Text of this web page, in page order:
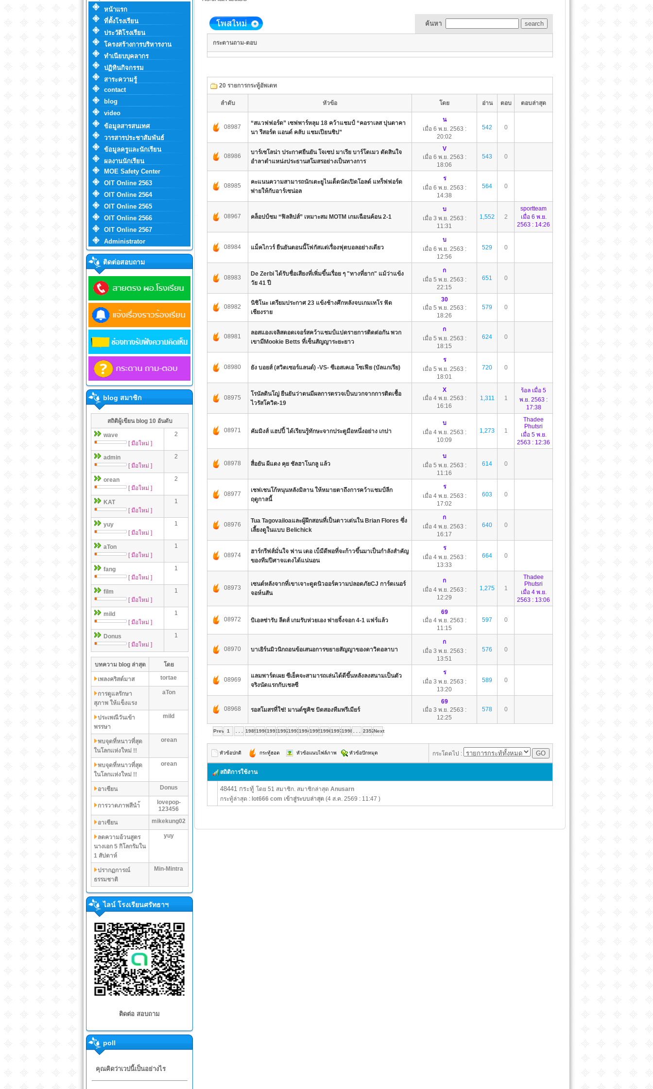
หน้าแรก
ที่ตั้งโรงเรียน
ประวัติโรงเรียน
โครงสร้างการบริหารงาน
ทำเนียบบุคลากร
ปฏิทินกิจกรรม
สาระความรู้
contact
blog
video
ข้อมูลสารสนเทศ
วารสารประชาสัมพันธ์
ข้อมูลครูและนักเรียน
ผลงานนักเรียน
MOE Safety Center
OIT Online 2563
OIT Online 2564
OIT Online 2565
OIT Online 2566
OIT Online 2567
Administrator
ติดต่อสอบถาม
blog สมาชิก
สถิติผู้เขียน blog 10 อันดับ
wave
[ มือใหม่ ]
2
admin
[ มือใหม่ ]
2
orean
[ มือใหม่ ]
2
KAT
[ มือใหม่ ]
1
yuy
[ มือใหม่ ]
1
aTon
[ มือใหม่ ]
1
fang
[ มือใหม่ ]
1
film
[ มือใหม่ ]
1
mild
[ มือใหม่ ]
1
Donus
[ มือใหม่ ]
1
บทความ blog ล่าสุด โดย
เพลงคริสต์มาส tortae
การดูแลรักษา
สุภาพ ให้แข็งแรง
aTon
ประเพณีวันเข้า
พรรษา
mild
พบจุดที่หนาวที่สุด
ในโลกเเห่งใหม่ !!
orean
พบจุดที่หนาวที่สุด
ในโลกเเห่งใหม่ !!
orean
อาเซียน Donus
การวาดภาพสีนำ้
lovepop-
123456
อาเซียน
mikekung02
ลดความอ้วนสูตร
นางเอก 5 กิโลกรัมใน
1 สัปดาห์
yuy
ปรากฏการณ์
ธรรมชาติ
Min-Mintra
ไลน์ โรงเรียนศรัทธาฯ
ติดต่อ สอบถาม
poll
คุณคิดว่าเวปนี้เป็นอย่างไร
ค้นหา
กระดานถาม-ตอบ
20 รายการกระทู้อัพเดท
ลำดับ หัวข้อ โดย อ่าน ตอบ ตอบล่าสุด
08987
“สแวฟฟอร์ด” เซฟพาร์หลุม 18 คว้าแชมป์ “คอราเลส ปุนตาคา
นา รีสอร์ต แอนด์ คลับ แชมเปียนชิป”
น
เมื่อ 6 พ.ย. 2563 :
20:02
542 0
08986
บาร์เซโลน่า ประกาศยืนยัน โจเซป มาเรีย บาร์โตเมว ตัดสินใจ
อำลาตำแหน่งประธานสโมสรอย่างเป็นทางการ
V
เมื่อ 6 พ.ย. 2563 :
18:06
543 0
08985
คะแนนความสามารถนักเตะยูไนเต็ดนัดเปิดโอลด์ แทร็ฟฟอร์ด
พ่ายให้กับอาร์เซน่อล
ร
เมื่อ 6 พ.ย. 2563 :
14:38
564 0
08967 คล็อปป์ชม “ฟิลลิปส์” เหมาะสม MOTM เกมเฉือนค้อน 2-1
บ
เมื่อ 3 พ.ย. 2563 :
11:31
1,552 2
sportteam
เมื่อ 6 พ.ย.
2563 : 14:26
08984 แม็คไกวร์ ยืนยันตอนนี้โฟกัสแต่เรื่องฟุตบอลอย่างเดียว
บ
เมื่อ 6 พ.ย. 2563 :
12:56
529 0
08983
De Zerbi ได้รับชื่อเสียงที่เพิ่มขึ้นเรื่อย ๆ "ทางที่ยาก" แม้ว่าแข้ง
วัย 41 ปี
ก
เมื่อ 5 พ.ย. 2563 :
22:15
651 0
08982
นิชิโนะ เตรียมประกาศ 23 แข้งช้างศึกหลังจบเกมเทโร ฟัด
เชียงราย
30
เมื่อ 5 พ.ย. 2563 :
18:26
579 0
08981
ลอสแองเจลิสดอดเจอร์สคว้าแชมป์แปดรายการติดต่อกัน พวก
เขามีMookie Betts ที่เซ็นสัญญาระยะยาว
ก
เมื่อ 5 พ.ย. 2563 :
18:15
624 0
08980 ยัง บอยส์ (สวิตเซอร์แลนด์) -VS- ซีเอสเคเอ โซเฟีย (บัลแกเรีย)
ร
เมื่อ 5 พ.ย. 2563 :
18:01
720 0
08975
โรนัลดินโญ่ ยืนยันว่าตนมีผลการตรวจเป็นบวกจากการติดเชื้อ
ไวรัสโควิด-19
X
เมื่อ 4 พ.ย. 2563 :
16:16
1,311 1
ร้อล เมื่อ 5
พ.ย. 2563 :
17:38
08971 คัมมิงส์ แฮปปี้ ได้เรียนรู้ทักษะจากประตูมือหนึ่งอย่าง เกปา
บ
เมื่อ 4 พ.ย. 2563 :
10:09
1,273 1
Thadee
Phutsri
เมื่อ 5 พ.ย.
2563 : 12:36
08978 สื่อยัน ผีแดง คุย ชัลฮาโนกลู แล้ว
บ
เมื่อ 5 พ.ย. 2563 :
11:16
614 0
08977
เชฟเชนโก้หนุนหลังมิลาน ให้หมายตาถึงการคว้าแชมป์ลีก
ฤดูกาลนี้
ร
เมื่อ 4 พ.ย. 2563 :
17:02
603 0
08976
Tua Tagovailoaและผู้ฝึกสอนที่เป็นดาวเด่นใน Brian Flores ซึ่ง
เลี้ยงดูในแบบ Belichick
ก
เมื่อ 4 พ.ย. 2563 :
16:17
640 0
08974
ฮาร์กรีฟส์มั่นใจ ฟาน เดอ เบ็มีดีพอที่จะก้าวขึ้นมาเป็นกำลังสำคัญ
ของทีมปีศาจแดงได้แน่นอน
ร
เมื่อ 4 พ.ย. 2563 :
13:33
664 0
08973
เซนต์หลังจากที่เขาเจาะดูดนิวออร์ความปลอดภัยCJ การ์ดเนอร์
จอห์นสัน
ก
เมื่อ 4 พ.ย. 2563 :
12:29
1,275 1
Thadee
Phutsri
เมื่อ 4 พ.ย.
2563 : 13:06
08972 บิเอลซ่ารับ ลีดส์ เกมรับห่วยเอง พ่ายจิ้งจอก 4-1 แฟร์แล้ว
69
เมื่อ 4 พ.ย. 2563 :
11:15
597 0
08970 บาเยิร์นมิวนิกถอนข้อเสนอการขยายสัญญาของดาวิดอลาบา
ก
เมื่อ 3 พ.ย. 2563 :
13:51
576 0
08969
แลมพาร์ดเผย ซีเย็คจะสามารถเล่นได้ดีขึ้นหลังลงสนามเป็นตัว
จริงนัดแรกกับเชลซี
ร
เมื่อ 3 พ.ย. 2563 :
13:20
589 0
08968 รอสโมสรที่ใช่! มานด์ซูคิช ปัดสองทีมพรีเมียร์
69
เมื่อ 3 พ.ย. 2563 :
12:25
578 0
Prev 1 1989199019911992199319941995199619971998 2352Next
หัวข้อปกติ กระทู้ฮอต หัวข้อแนบไฟล์ภาพ หัวข้อปักหมุด กระโดดไป :
สถิติการใช้งาน
48441 กระทู้ โดย 51 สมาชิก. สมาชิกล่าสุด Anusarn
กระทู้ล่าสุด : lot666 com เข้าสู่ระบบล่าสุด (4 ส.ค. 2569 : 11:47 )